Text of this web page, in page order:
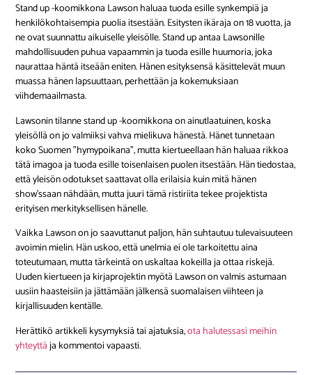
Stand up -koomikkona Lawson haluaa tuoda esille synkempiä ja
henkilökohtaisempia puolia itsestään. Esitysten ikäraja on 18 vuotta, ja
ne ovat suunnattu aikuiselle yleisölle. Stand up antaa Lawsonille
mahdollisuuden puhua vapaammin ja tuoda esille huumoria, joka
naurattaa häntä itseään eniten. Hänen esityksensä käsittelevät muun
muassa hänen lapsuuttaan, perhettään ja kokemuksiaan
viihdemaailmasta.
Lawsonin tilanne stand up -koomikkona on ainutlaatuinen, koska
yleisöllä on jo valmiiksi vahva mielikuva hänestä. Hänet tunnetaan
koko Suomen ”hymypoikana”, mutta kiertueellaan hän haluaa rikkoa
tätä imagoa ja tuoda esille toisenlaisen puolen itsestään. Hän tiedostaa,
että yleisön odotukset saattavat olla erilaisia kuin mitä hänen
show’ssaan nähdään, mutta juuri tämä ristiriita tekee projektista
erityisen merkityksellisen hänelle.
Vaikka Lawson on jo saavuttanut paljon, hän suhtautuu tulevaisuuteen
avoimin mielin. Hän uskoo, että unelmia ei ole tarkoitettu aina
toteutumaan, mutta tärkeintä on uskaltaa kokeilla ja ottaa riskejä.
Uuden kiertueen ja kirjaprojektin myötä Lawson on valmis astumaan
uusiin haasteisiin ja jättämään jälkensä suomalaisen viihteen ja
kirjallisuuden kentälle.
Herättikö artikkeli kysymyksiä tai ajatuksia,ota halutessasi meihin
yhteyttäja kommentoi vapaasti.